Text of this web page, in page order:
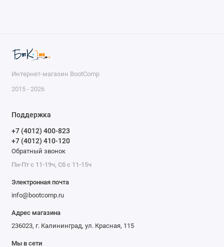
Интернет-магазин BootComp
2015 - 2026
Поддержка
+7 (4012) 400-823
+7 (4012) 410-120
Обратный звонок
Пн-Пт с 11-19ч, Сб с 11-15ч
Электронная почта
info@bootcomp.ru
Адрес магазина
236023, г. Калининград, ул. Красная, 115
Мы в сети